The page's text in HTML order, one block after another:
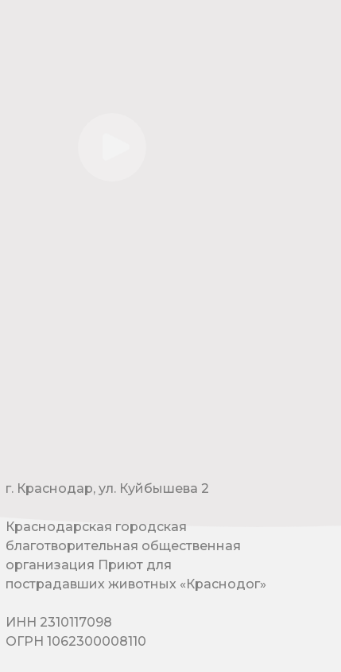
г. Краснодар, ул. Куйбышева 2
Краснодарская городская
благотворительная общественная
организация Приют для
пострадавших животных «Краснодог»
ИНН 2310117098
ОГРН 1062300008110